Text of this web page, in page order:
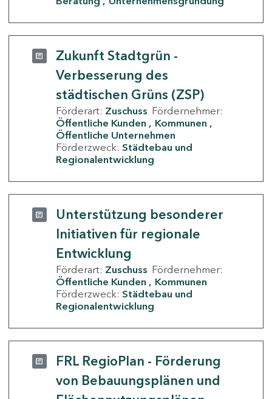
Zukunft Stadtgrün -
Verbesserung des
städtischen Grüns (ZSP)
Förderart: Zuschuss Fördernehmer:
Öffentliche Kunden
Kommunen
Öffentliche Unternehmen
Förderzweck: Städtebau und
Regionalentwicklung
Unterstützung besonderer
Initiativen für regionale
Entwicklung
Förderart: Zuschuss Fördernehmer:
Öffentliche Kunden
Kommunen
Förderzweck: Städtebau und
Regionalentwicklung
FRL RegioPlan - Förderung
von Bebauungsplänen und